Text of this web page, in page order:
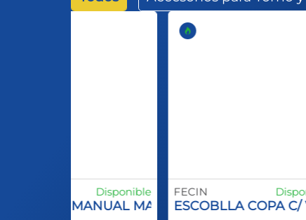
Disponible
MANUAL MANGO PLASTCO SPID
FECIN
ESCOBLLA COPA C/